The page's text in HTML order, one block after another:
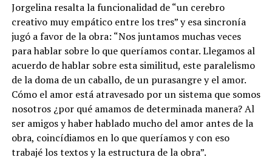
Jorgelina resalta la funcionalidad de “un cerebro
creativo muy empático entre los tres” y esa sincronía
jugó a favor de la obra: “Nos juntamos muchas veces
para hablar sobre lo que queríamos contar. Llegamos al
acuerdo de hablar sobre esta similitud, este paralelismo
de la doma de un caballo, de un purasangre y el amor.
Cómo el amor está atravesado por un sistema que somos
nosotros ¿por qué amamos de determinada manera? Al
ser amigos y haber hablado mucho del amor antes de la
obra, coincídiamos en lo que queríamos y con eso
trabajé los textos y la estructura de la obra”.